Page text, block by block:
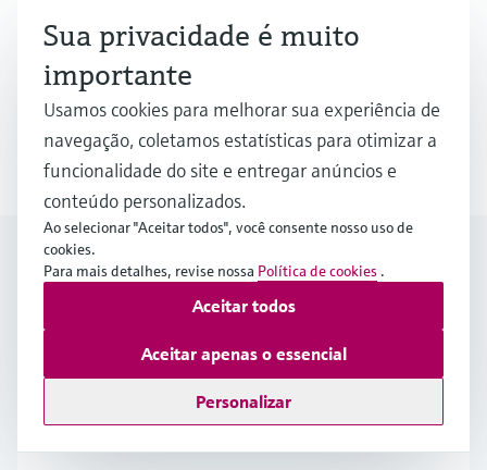
Princípio de medição de vazão Coriolis
Múltiplos setores
Eventos e treinamento
Treinamentos
Certified Basic PROFINET Technology
15.09.2026 - 16.09.2026
Sua privacidade é muito
importante
Usamos cookies para melhorar sua experiência de
navegação, coletamos estatísticas para otimizar a
funcionalidade do site e entregar anúncios e
conteúdo personalizados.
Ao selecionar "Aceitar todos", você consente nosso uso de
cookies.
Para mais detalhes, revise nossa Política de cookies .
Personalizar
Aceitar apenas o essencial
Aceitar todos